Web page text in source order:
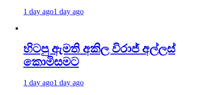
1 day ago1 day ago
හිටපු ඇමති අකිල විරාජ් අල්ලස්
කොමිසමට
1 day ago1 day ago